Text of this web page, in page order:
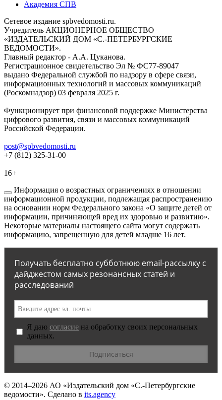
Академия СПВ
Сетевое издание spbvedomosti.ru.
Учредитель АКЦИОНЕРНОЕ ОБЩЕСТВО
«ИЗДАТЕЛЬСКИЙ ДОМ «С.-ПЕТЕРБУРГСКИЕ
ВЕДОМОСТИ».
Главный редактор - А.А. Цуканова.
Регистрационное свидетельство Эл № ФС77-89047
выдано Федеральной службой по надзору в сфере связи,
информационных технологий и массовых коммуникаций
(Роскомнадзор) 03 февраля 2025 г.
Функционирует при финансовой поддержке Министерства
цифрового развития, связи и массовых коммуникаций
Российской Федерации.
post@spbvedomosti.ru
+7 (812) 325-31-00
16+
Информация о возрастных ограничениях в отношении
информационной продукции, подлежащая распространению
на основании норм Федерального закона «О защите детей от
информации, причиняющей вред их здоровью и развитию».
Некоторые материалы настоящего сайта могут содержать
информацию, запрещенную для детей младше 16 лет.
Получать бесплатно субботнюю email-рассылку с
дайджестом самых резонансных статей и
расследований
Я даю согласие на обработку своих персональных
данных.
© 2014–2026 АО «Издательский дом «С.-Петербургские
ведомости». Сделано в its.agency